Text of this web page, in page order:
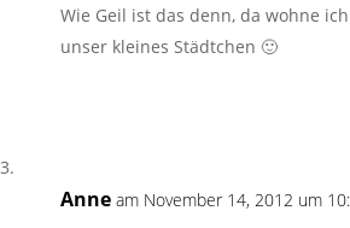
Wie Geil ist das denn, da wohne
unser kleines Städtchen 🙂
Anne am November 14, 2012 um